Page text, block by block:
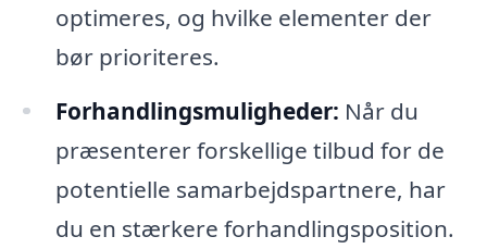
optimeres, og hvilke elementer der
bør prioriteres.
Forhandlingsmuligheder: Når du
præsenterer forskellige tilbud for de
potentielle samarbejdspartnere, har
du en stærkere forhandlingsposition.